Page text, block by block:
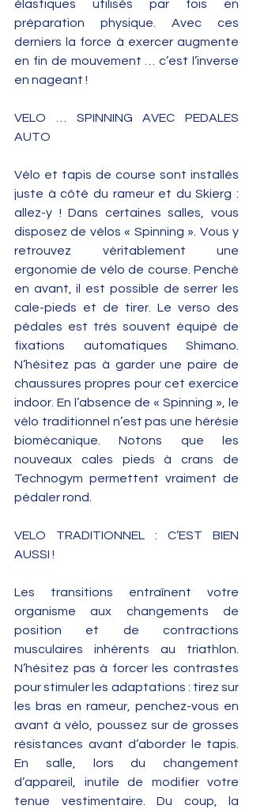
élastiques utilisés par fois en
préparation physique. Avec ces
derniers la force à exercer augmente
en fin de mouvement … c’est l’inverse
en nageant !
VELO … SPINNING AVEC PEDALES
AUTO
Vélo et tapis de course sont installés
juste à côté du rameur et du Skierg :
allez-y ! Dans certaines salles, vous
disposez de vélos « ­Spinning ­». Vous y
retrouvez véritablement une
ergonomie de vélo de course. Penché
en avant, il est possible de serrer les
cale-pieds et de tirer. Le verso des
pédales est très souvent équipé de
fixations automatiques Shimano.
N’hésitez pas à garder une paire de
chaussures propres pour cet exercice
indoor. En l’absence de « Spinning », le
vélo traditionnel n’est pas une hérésie
biomécanique. Notons que les
nouveaux cales pieds à crans de
Technogym permettent vraiment de
pédaler rond.
VELO TRADITIONNEL : C’EST BIEN
AUSSI !
Les transitions entraînent votre
organisme aux changements de
position et de contractions
musculaires inhérents au triathlon.
N’hésitez pas à forcer les contrastes
pour stimuler les adaptations : tirez sur
les bras en rameur, penchez-vous en
avant à vélo, poussez sur de grosses
résistances avant d’aborder le tapis.
En salle, lors du changement
d’appareil, inutile de modifier votre
tenue vestimentaire. Du coup, la